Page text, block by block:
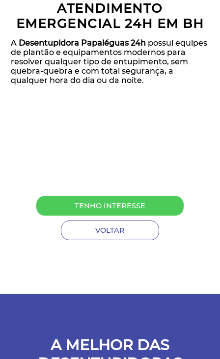
ATENDIMENTO
EMERGENCIAL 24H EM BH
A Desentupidora Papaléguas 24h possui equipes
de plantão e equipamentos modernos para
resolver qualquer tipo de entupimento, sem
quebra-quebra e com total segurança, a
qualquer hora do dia ou da noite.
TENHO INTERESSE
VOLTAR
A MELHOR DAS